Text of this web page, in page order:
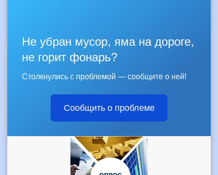
Не убран мусор, яма на дороге,
не горит фонарь?
Столкнулись с проблемой — сообщите о ней!
Сообщить о проблеме